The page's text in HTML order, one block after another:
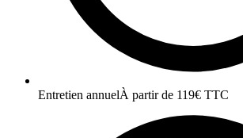
Entretien annuelÀ partir de 119€ TTC